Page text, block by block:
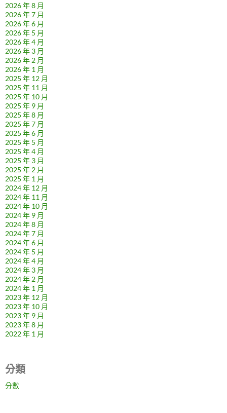
2026 年 8 月
2026 年 7 月
2026 年 6 月
2026 年 5 月
2026 年 4 月
2026 年 3 月
2026 年 2 月
2026 年 1 月
2025 年 12 月
2025 年 11 月
2025 年 10 月
2025 年 9 月
2025 年 8 月
2025 年 7 月
2025 年 6 月
2025 年 5 月
2025 年 4 月
2025 年 3 月
2025 年 2 月
2025 年 1 月
2024 年 12 月
2024 年 11 月
2024 年 10 月
2024 年 9 月
2024 年 8 月
2024 年 7 月
2024 年 6 月
2024 年 5 月
2024 年 4 月
2024 年 3 月
2024 年 2 月
2024 年 1 月
2023 年 12 月
2023 年 10 月
2023 年 9 月
2023 年 8 月
2022 年 1 月
分類
分數